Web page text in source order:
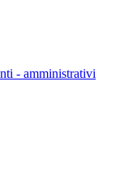
- amministrativi